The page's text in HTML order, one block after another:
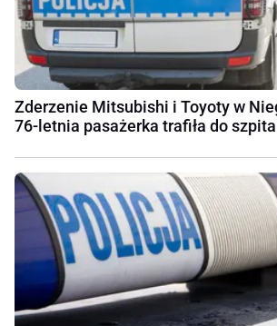
Zderzenie Mitsubishi i Toyoty w
76-letnia pasażerka trafiła do